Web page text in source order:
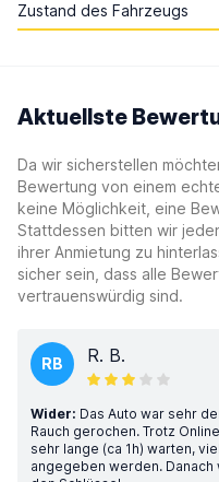
Zustand des Fahrzeugs
Aktuellste
Da wir sicherstellen
Bewertung von einem
keine Möglichkeit, eine
Stattdessen bitten wir
ihrer Anmietung zu
sicher sein, dass alle
vertrauenswürdig sind.
RB R. B.
Wider: Das Auto war sehr
Rauch gerochen. Trotz
sehr lange (ca 1h) warten,
angegeben werden.